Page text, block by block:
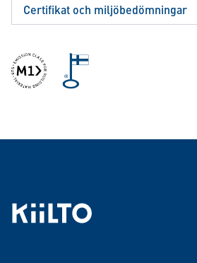
Certifikat och miljöbedömningar